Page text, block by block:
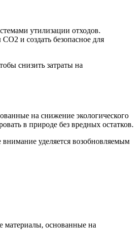
утилизации отходов.
и создать безопасное для
снизить затраты на
на снижение экологического
в природе без вредных остатков.
уделяется возобновляемым
материалы, основанные на